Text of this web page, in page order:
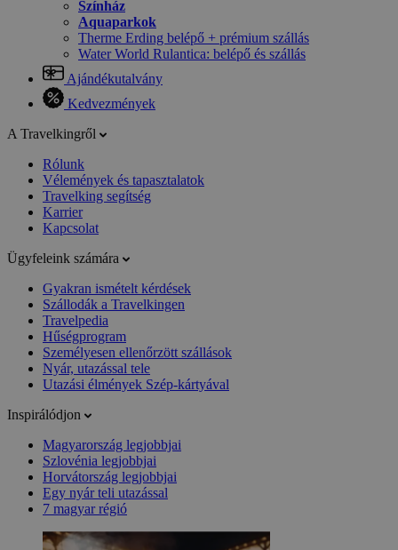
Színház
Aquaparkok
Therme Erding belépő + prémium szállás
Water World Rulantica: belépő és szállás
Ajándékutalvány
Kedvezmények
A Travelkingről
Rólunk
Vélemények és tapasztalatok
Travelking segítség
Karrier
Kapcsolat
Ügyfeleink számára
Gyakran ismételt kérdések
Szállodák a Travelkingen
Travelpedia
Hűségprogram
Személyesen ellenőrzött szállások
Nyár, utazással tele
Utazási élmények Szép-kártyával
Inspirálódjon
Magyarország legjobbjai
Szlovénia legjobbjai
Horvátország legjobbjai
Egy nyár teli utazással
7 magyar régió